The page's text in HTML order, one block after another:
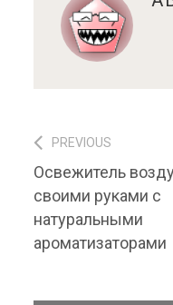
Навигация
PREVIOUS
Previous post:
Освежитель
своими руками с
натуральными
ароматизаторами